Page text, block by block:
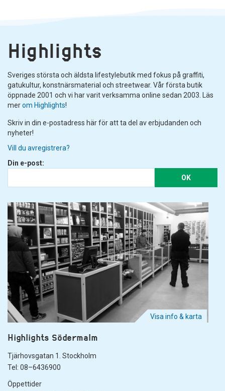
Highlights
Sveriges största och äldsta lifestylebutik med fokus på graffiti,
gatukultur, konstnärsmaterial och streetwear. Vår första butik
öppnade 2001 och vi har varit verksamma online sedan 2003. Läs
merom Highlights!
Skriv in din e-postadress här för att ta del av erbjudanden och
nyheter!
Vill du avregistrera?
Din e-post:
OK
Visa info & karta
Highlights Södermalm
Tjärhovsgatan 1. Stockholm
Tel: 08–6436900
Öppettider